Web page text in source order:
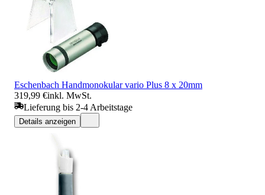
Eschenbach Handmonokular vario Plus 8 x 20mm
319,99 €inkl. MwSt.
Lieferung bis 2-4 Arbeitstage
Details anzeigen